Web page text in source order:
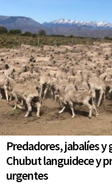
Predadores, jabalíes y
Chubut languidece y
urgentes